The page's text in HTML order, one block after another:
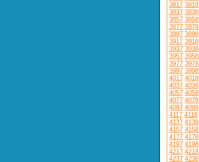
3817 3818
3837 3838
3857 3858
3877 3878
3897 3898
3917 3918
3937 3938
3957 3958
3977 3978
3997 3998
4017 4018
4037 4038
4057 4058
4077 4078
4097 4098
4117 4118
4137 4138
4157 4158
4177 4178
4197 4198
4217 4218
4237 4238